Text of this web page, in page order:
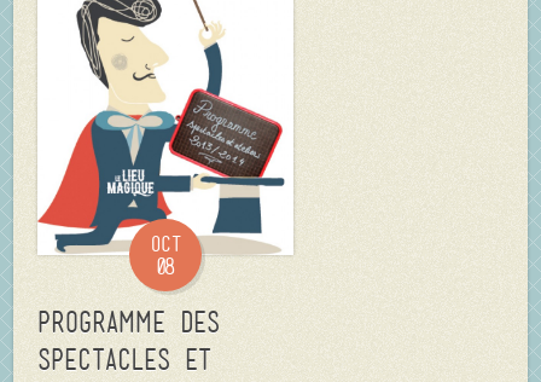
Oct
08
Programme des
spectacles et